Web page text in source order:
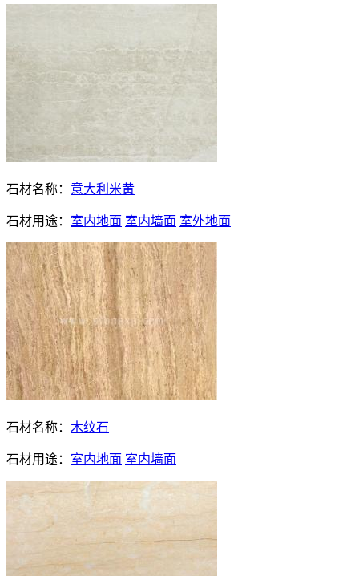
石材名称： 意大利米黄
石材用途： 室内地面 室内墙面 室外地面
石材名称： 木纹石
石材用途： 室内地面 室内墙面